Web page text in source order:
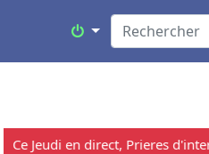
Jeudi en direct, Prieres